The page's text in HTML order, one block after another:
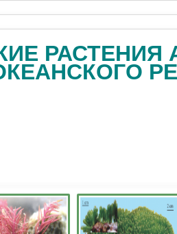
РАСТЕНИЯ